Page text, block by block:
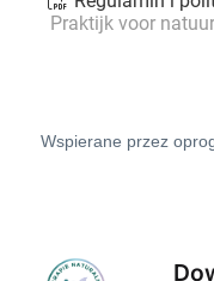
Wspierane przez